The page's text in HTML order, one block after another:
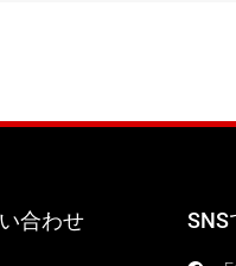
合わせ SNS